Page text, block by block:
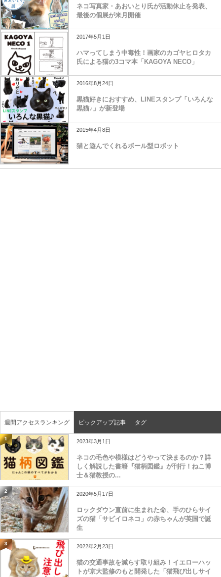
ネコ写真家・あおいとり氏が活動休止を発表、
最後の個展が来月開催
2017年5月1日
ハマってしまう中毒性！画家のカゴヤヒロタカ
氏による猫の3コマ本「KAGOYA NECO」
2016年8月24日
黒猫好きにおすすめ、LINEスタンプ「いろんな
黒猫♪」が新登場
2015年4月8日
猫と遊んでくれるボール型ロボット
週間アクセスランキング ピックアップ記事 タグ
1 2023年3月1日
ネコの毛色や模様はどうやって決まるのか？詳
しく解説した書籍『猫柄図鑑』が刊行！ねこ博
士＆猫教授の...
2 2020年5月17日
ロックダウン直前に生まれた命、手のひらサイ
ズの猫「サビイロネコ」の赤ちゃんが英国で誕
生
3 2022年2月23日
猫の交通事故を減らす取り組み！イエローハッ
トが京大監修のもと開発した「猫飛び出しサイ